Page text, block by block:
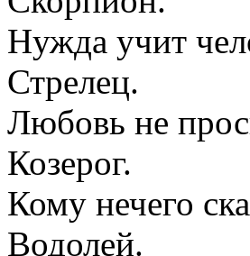
Нужда учит
Стрелец.
Любовь не
Козерог.
Кому нечего
Водолей.